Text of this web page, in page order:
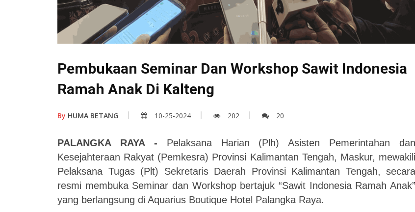
Pembukaan Seminar Dan Workshop Sawit Indonesia
Ramah Anak Di Kalteng
By HUMA BETANG 10-25-2024 202 20
PALANGKA RAYA - Pelaksana Harian (Plh) Asisten Pemerintahan dan
Kesejahteraan Rakyat (Pemkesra) Provinsi Kalimantan Tengah, Maskur, mewakili
Pelaksana Tugas (Plt) Sekretaris Daerah Provinsi Kalimantan Tengah, secara
resmi membuka Seminar dan Workshop bertajuk “Sawit Indonesia Ramah Anak”
yang berlangsung di Aquarius Boutique Hotel Palangka Raya.